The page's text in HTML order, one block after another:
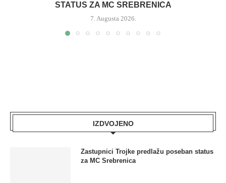
STATUS ZA MC SREBRENICA
7. Augusta 2026.
IZDVOJENO
Zastupnici Trojke predlažu poseban status
za MC Srebrenica